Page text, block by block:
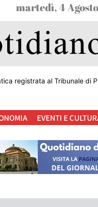
martedì, 4
registrata al Tribunale di
EVENTI E